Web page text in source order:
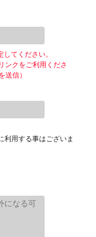
てください。
ンクをご利用くださ
信）
用する事はございま